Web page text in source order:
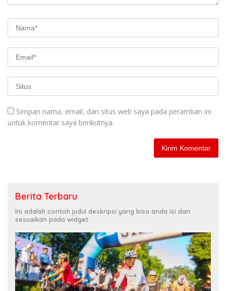
Simpan nama, email, dan situs web saya pada peramban ini
untuk komentar saya berikutnya.
Berita Terbaru
Ini adalah contoh judul deskripsi yang bisa anda isi dan
sesuaikan pada widget